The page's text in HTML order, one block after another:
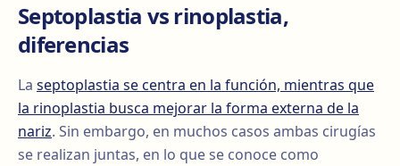
Septoplastia vs rinoplastia,
diferencias
La septoplastia se centra en la función, mientras que
la rinoplastia busca mejorar la forma externa de la
nariz. Sin embargo, en muchos casos ambas cirugías
se realizan juntas, en lo que se conoce como